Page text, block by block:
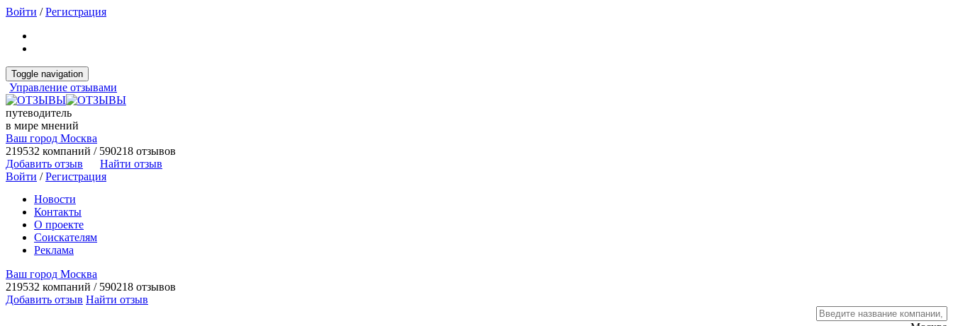
Войти /Регистрация
Toggle navigation
Управление отзывами
путеводитель
в мире мнений
Ваш город Москва
219532 компаний / 590218 отзывов
Добавить отзыв
Найти отзыв
Войти /Регистрация
Новости
Контакты
О проекте
Соискателям
Реклама
Ваш город Москва
219532 компаний / 590218 отзывов
Добавить отзыв Найти отзыв